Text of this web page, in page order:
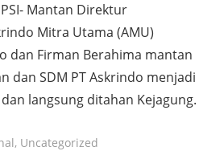
Mantan Direktur
Mitra Utama (AMU)
dan Firman Berahima mantan
dan SDM PT Askrindo menjadi
langsung ditahan Kejagung.
, Uncategorized